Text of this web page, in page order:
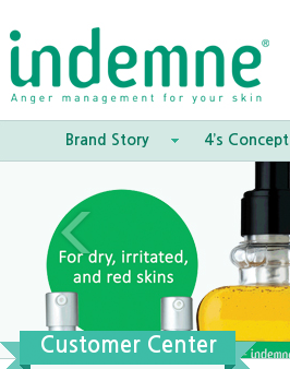
Brand Story 4’s Concept
Customer Center